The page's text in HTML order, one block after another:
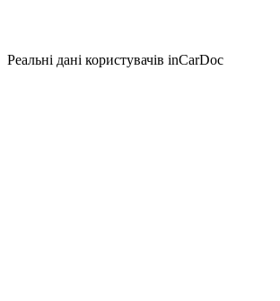
Реальні дані користувачів inCarDoc